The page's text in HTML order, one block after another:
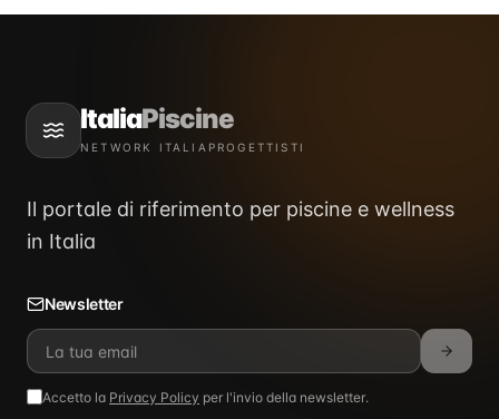
ItaliaPiscine
NETWORK ITALIAPROGETTISTI
Il portale di riferimento per piscine e wellness
in Italia
Newsletter
Accetto la Privacy Policy per l'invio della newsletter.